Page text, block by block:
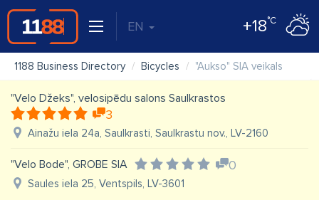
EN +18°C
1188 Business Directory Bicycles "Aukso" SIA veikals
"Velo Džeks", velosipēdu salons Saulkrastos
3
Ainažu iela 24a, Saulkrasti, Saulkrastu nov., LV-2160
"Velo Bode", GROBE SIA 0
Saules iela 25, Ventspils, LV-3601